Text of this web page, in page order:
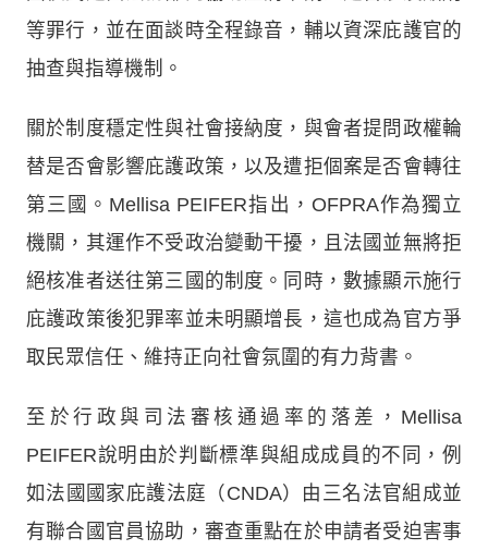
等罪行，並在面談時全程錄音，輔以資深庇護官的
抽查與指導機制。
關於制度穩定性與社會接納度，與會者提問政權輪
替是否會影響庇護政策，以及遭拒個案是否會轉往
第三國。Mellisa PEIFER指出，OFPRA作為獨立
機關，其運作不受政治變動干擾，且法國並無將拒
絕核准者送往第三國的制度。同時，數據顯示施行
庇護政策後犯罪率並未明顯增長，這也成為官方爭
取民眾信任、維持正向社會氛圍的有力背書。
至於行政與司法審核通過率的落差，Mellisa
PEIFER說明由於判斷標準與組成成員的不同，例
如法國國家庇護法庭（CNDA）由三名法官組成並
有聯合國官員協助，審查重點在於申請者受迫害事